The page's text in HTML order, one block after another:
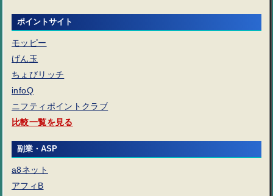
ポイントサイト
モッピー
げん玉
ちょびリッチ
infoQ
ニフティポイントクラブ
比較一覧を見る
副業・ASP
a8ネット
アフィB